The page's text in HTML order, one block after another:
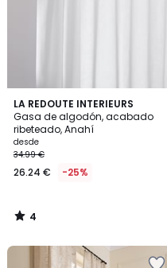
LA REDOUTE INTERIEURS
Gasa de algodón, acabado
ribeteado, Anahí
desde
34.99 €
26.24 € -25%
4
/
5
4
/